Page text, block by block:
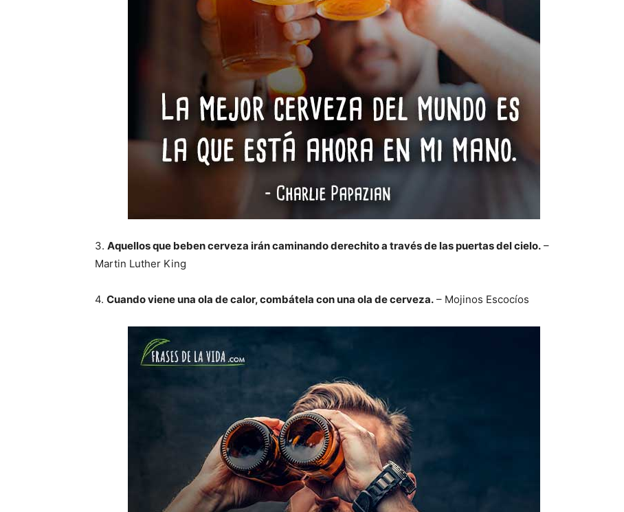
3. Aquellos que beben cerveza irán caminando derechito a través de las puertas del cielo. –
Martin Luther King
4. Cuando viene una ola de calor, combátela con una ola de cerveza. – Mojinos Escocíos